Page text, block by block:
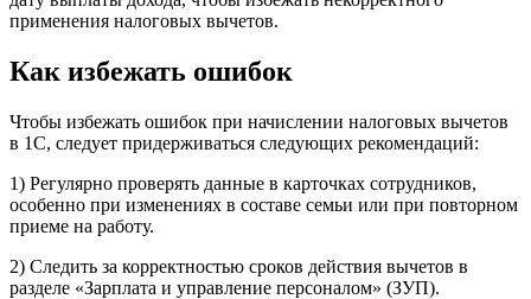
применения налоговых вычетов.
Как избежать ошибок
Чтобы избежать ошибок при начислении налоговых вычетов
в 1С, следует придерживаться следующих рекомендаций:
1) Регулярно проверять данные в карточках сотрудников,
особенно при изменениях в составе семьи или при повторном
приеме на работу.
2) Следить за корректностью сроков действия вычетов в
разделе «Зарплата и управление персоналом» (ЗУП).